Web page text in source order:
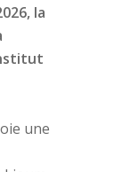
la
une